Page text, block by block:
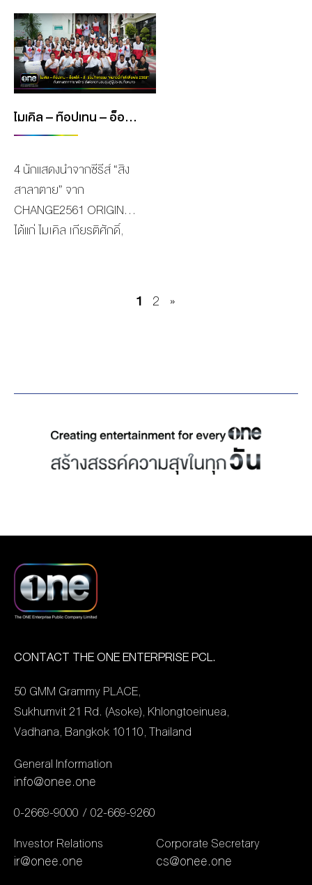
ปลาบปลื้มและภาคภูมิใจของ
เหล่าทีมงานที่เป็นตัวแทนไป
รับรางวัลอันทรงเกียรตินี้
นับเป็นการการันตีถึงความ
ความคิดสร้างสรรค์ในการ
ผลิตคอนเทนต์รายการ
ออนไลน์ ที่นอกจากความ
สนุกสนานแล้วยังส่งเสริม
พลังในเชิงบวก ซึ่งที่ผ่านมา
One Playground ได้พัฒนา
คอนเทนต์รายการที่หลาก
หลาย อาทิ รายการ “ซานิ
Singapore ซึ่งการจับมือกัน
ของสองบริษัทยักษ์​ใหญ่ข้าม
ชาติครั้งนี้ สอดคล้องกับ
นโยบายและวิสัยทัศน์ของผู้
บริหารทั้งสองฝ่ายที่มุ่งมั่น
พัฒนาคอนเทนต์จากเอเชีย
ระดับนานาชาติ โดยสอด
แทรกศิลปะวัฒนธรรมของ
ชาติ และบอกเล่าเรื่องราว
ผ่านซีรีส์อย่างมีเสน่ห์ เป็น
แลกเปลี่ยนวิสัยทัศน์ทั้งในมุม
ส่วนโปรเจกต์ซีรีส์ฟอร์ยักษ์
รายละเอียดอย่างไรนั้น ต้อง
อดใจรอกันอีกนิด แต่รับรอง
ว่างานนี้คอซีรีส์ช่องวัน31 จะ
และสนุกเข้มข้นแน่นอน นับว่า
ก้าวไปอีกขั้น ที่สะท้อนถึงผล
งานการผลิตคอนเทนต์ของ
“ช่องวัน31” ที่มีผลงานเป็นที่
ไปยัง ‘ครัวมูลนิธิท่งเซียนตึ้ง’
กองทัพอากาศส่วนหน้า กอง
ภัยชุมชนรอบกองบิน อาทิ
ชุมชนคลองแห, ชุมชนรอบ
โรงเรียนหาดใหญ่วิทยาลัย
โรจน์ […]
ประชานามัยพิทักษ์
สภากาชาดไทย เพื่อนำไป
ช่วยเหลือผู้ประสบอุทกภัย
ในพื้นที่ภาคใต้ เมื่อ “น้ำใจ”
ถูกส่งต่อเป็น “กำลังใจ” ให้ผู้
ประสบอุทกภัยในพื้นที่ภาค
ใต้ เมื่อวันที่ 30 พฤศจิกายน
ที่ผ่านมา ณ GMM Grammy
Place บริษัท
CHANGE2561 ได้ทำหน้าที่
เป็นสื่อกลางร่วมด้วยศิลปิน
ภายใต้สังกัด Change Artist
โอบนิธิ , เบนซ์ อัทธ์ธนิน , กา
จาก คุณถกลเกียรติ วีร
ไมเคิล – ท๊อปเทน – อ็อตโต้ และลี นักแสดงจากซีรีส์ “สิงสาลาตาย” ร่วมกิจกรรม “หนาวนี้ทำดีเพื่อพ่อ 2569” กับทางสภากาชาดไทย
4 นักแสดงนำจากซีรีส์ “สิง
สาลาตาย” จาก
CHANGE2561 ORIGINAL
ได้แก่ ไมเคิล เกียรติศักดิ์,
บรรจุผ้าห่มและเครื่องกัน
ประชาชนที่ได้รับผลกระทบ
จากสภาพอากาศหนาวใน
หลายพื้นที่ของประเทศไทย
ร่วมแรงร่วมใจตั้งใจช่วยแพ็ก
หนาว อุปกรณ์ยังชีพ ไป
จนถึงการคัดแยกสิ่งของ
จำเป็น เพื่อให้พร้อมจัดส่งแก่
เหลืออย่างเร่งด่วน โดยชุด
นำไปแจกจ่ายให้กับผู้ประสบ
ภัยหนาว ณ จังหวัดชัยภูมิ
ในวันที่ 25–27 พฤศจิกายน
นี้ ภายใต้การลงพื้นที่ของ
สภากาชาดไทย สำหรับ
ความตั้งใจของศิลปินรุ่นใหม่
ที่พร้อมเติบโต ไม่ใช่เพียงใน
ฐานะนักแสดง แต่ในฐานะ “คน
1 2 »
CONTACT THE ONE ENTERPRISE PCL.
50 GMM Grammy PLACE,
Sukhumvit 21 Rd. (Asoke), Khlongtoeinuea,
Vadhana, Bangkok 10110, Thailand
General Information
info@onee.one
0-2669-9000
02-669-9260
Investor Relations
ir@onee.one
Corporate Secretary
cs@onee.one